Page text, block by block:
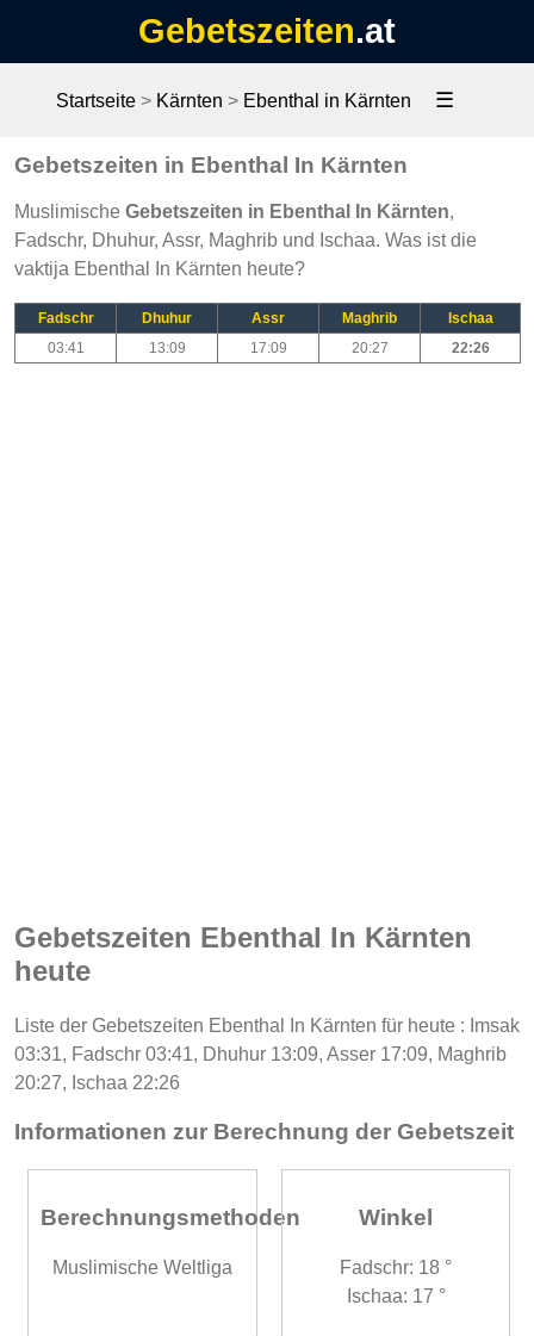
Gebetszeiten.at
Startseite > Kärnten > Ebenthal in Kärnten ☰
Gebetszeiten in Ebenthal In Kärnten
Muslimische Gebetszeiten in Ebenthal In Kärnten,
Fadschr, Dhuhur, Assr, Maghrib und Ischaa. Was ist die
vaktija Ebenthal In Kärnten heute?
Fadschr Dhuhur Assr Maghrib
Ischaa
03:41
13:09 17:09 20:27 22:26
Gebetszeiten Ebenthal In Kärnten
heute
Liste der Gebetszeiten Ebenthal In Kärnten für heute : Imsak
03:31, Fadschr 03:41, Dhuhur 13:09, Asser 17:09, Maghrib
20:27, Ischaa 22:26
Informationen zur Berechnung der Gebetszeit
Berechnungsmethoden
Muslimische Weltliga
Winkel
Fadschr: 18 °
Ischaa: 17 °